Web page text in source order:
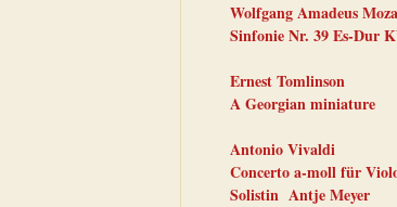
Wolfgang Amadeus
Sinfonie Nr. 39 Es-Dur
Ernest Tomlinson
A Georgian miniature
Antonio Vivaldi
Concerto a-moll für
Solistin Antje Meyer